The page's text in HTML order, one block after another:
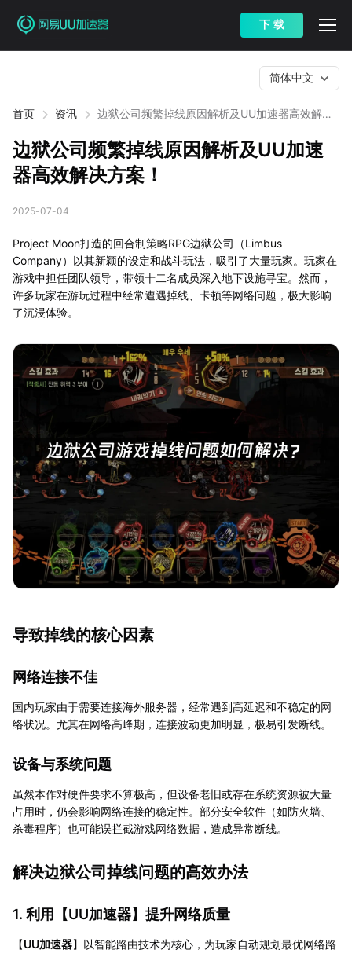
下 载
首页 资讯
边狱公司频繁掉线原因解析及UU加速器高效解决
简体中文
边狱公司频繁掉线原因解析及UU加速
器高效解决方案！
2025-07-04
Project Moon打造的回合制策略RPG边狱公司（Limbus
Company）以其新颖的设定和战斗玩法，吸引了大量玩家。玩家在
游戏中担任团队领导，带领十二名成员深入地下设施寻宝。然而，
许多玩家在游玩过程中经常遭遇掉线、卡顿等网络问题，极大影响
了沉浸体验。
导致掉线的核心因素
网络连接不佳
国内玩家由于需要连接海外服务器，经常遇到高延迟和不稳定的网
络状况。尤其在网络高峰期，连接波动更加明显，极易引发断线。
设备与系统问题
虽然本作对硬件要求不算极高，但设备老旧或存在系统资源被大量
占用时，仍会影响网络连接的稳定性。部分安全软件（如防火墙、
杀毒程序）也可能误拦截游戏网络数据，造成异常断线。
解决边狱公司掉线问题的高效办法
1. 利用【UU加速器】提升网络质量
【UU加速器】以智能路由技术为核心，为玩家自动规划最优网络路